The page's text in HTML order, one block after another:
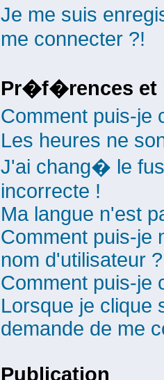
Je me suis
me connecter ?!
Pr�f�rences et
Comment puis-
Les heures ne
J'ai chang� le
incorrecte !
Ma langue n'est
Comment puis-je
nom d'utilisateur ?
Comment puis-je
Lorsque je clique
demande de me
Publication